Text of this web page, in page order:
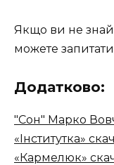
Якщо ви не
можете
Додатково:
"Сон" Марко
«Інститутка»
«Кармелюк»